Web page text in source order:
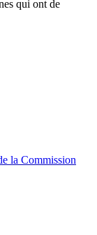
qui ont de
la Commission